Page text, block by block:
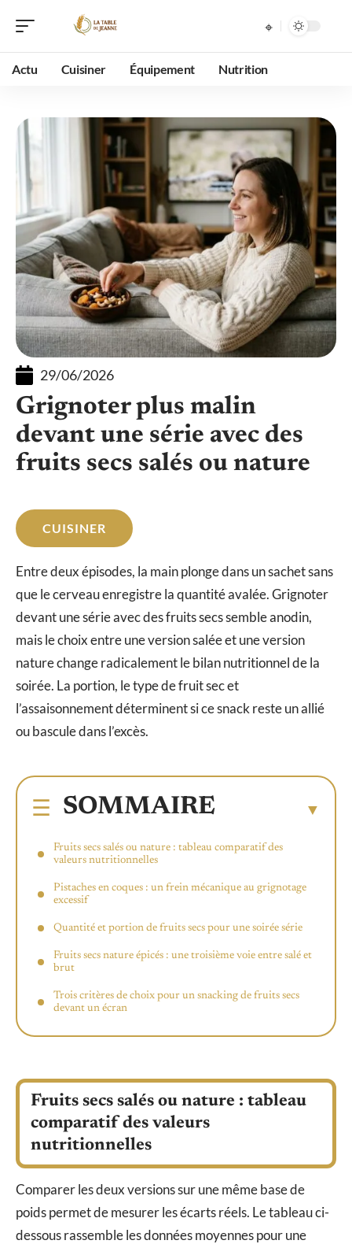
Actu Cuisiner Équipement Nutrition
29/06/2026
Grignoter plus malin
devant une série avec des
fruits secs salés ou nature
CUISINER
Entre deux épisodes, la main plonge dans un sachet sans
que le cerveau enregistre la quantité avalée. Grignoter
devant une série avec des fruits secs semble anodin,
mais le choix entre une version salée et une version
nature change radicalement le bilan nutritionnel de la
soirée. La portion, le type de fruit sec et
l’assaisonnement déterminent si ce snack reste un allié
ou bascule dans l’excès.
SOMMAIRE
Fruits secs salés ou nature : tableau comparatif des
valeurs nutritionnelles
Pistaches en coques : un frein mécanique au grignotage
excessif
Quantité et portion de fruits secs pour une soirée série
Fruits secs nature épicés : une troisième voie entre salé et
brut
Trois critères de choix pour un snacking de fruits secs
devant un écran
Fruits secs salés ou nature : tableau
comparatif des valeurs
nutritionnelles
Comparer les deux versions sur une même base de
poids permet de mesurer les écarts réels. Le tableau ci-
dessous rassemble les données moyennes pour une